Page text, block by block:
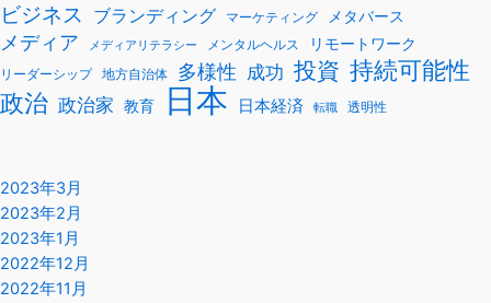
ビジネス ブランディング マーケティング メタバース
メディア メディアリテラシー メンタルヘルス リモートワーク
リーダーシップ 地方自治体 多様性 成功 投資 持続可能性
政治 政治家 教育 日本 日本経済 転職 透明性
2023年3月
2023年2月
2023年1月
2022年12月
2022年11月